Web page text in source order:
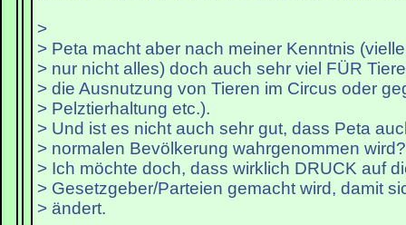
>
> Peta macht aber nach meiner Kenntnis
> nur nicht alles) doch auch sehr viel FÜR
> die Ausnutzung von Tieren im Circus oder
> Pelztierhaltung etc.).
> Und ist es nicht auch sehr gut, dass Peta
> normalen Bevölkerung wahrgenommen wird?
> Ich möchte doch, dass wirklich DRUCK auf
> Gesetzgeber/Parteien gemacht wird, damit
> ändert.